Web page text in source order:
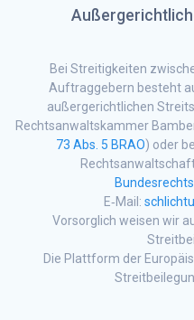
Bei Streitigkeiten
Auftraggebern besteht
außergerichtlichen
Rechtsanwaltskammer
73 Abs. 5 BRAO) oder
E‐Mail:
Vorsorglich weisen wir
Die Plattform der